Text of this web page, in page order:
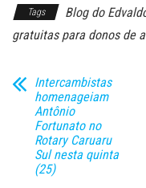
Tags Blog do
gratuitas para donos de
Intercambistas
homenageiam
Antônio
Fortunato no
Rotary Caruaru
Sul nesta quinta
(25)